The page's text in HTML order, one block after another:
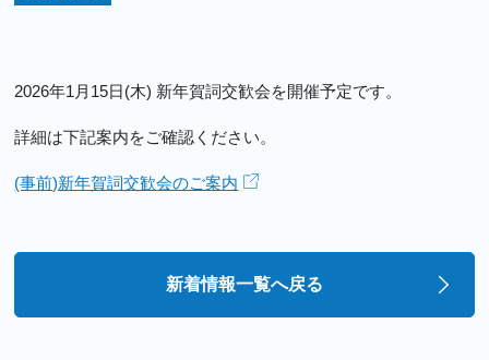
2026年1月15日(木) 新年賀詞交歓会を開催予定です。
詳細は下記案内をご確認ください。
(事前)新年賀詞交歓会のご案内
新着情報一覧へ戻る